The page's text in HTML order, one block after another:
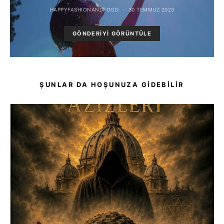
HAPPYFASHIONANDFOOD 30 TEMMUZ 2023
GÖNDERIYI GÖRÜNTÜLE
ŞUNLAR DA HOŞUNUZA GIDEBILIR